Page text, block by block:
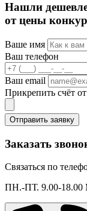
Нашли
от цены
Ваше имя
Ваш телефон
Ваш email
Прикрепить счёт
Отправить заявку
Заказать
Связаться по
ПН.-ПТ. 9.00-